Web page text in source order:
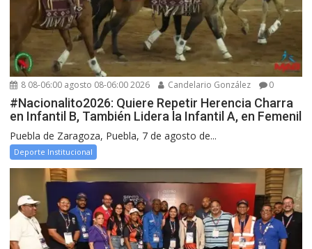
8 08-06:00 agosto 08-06:00 2026 Candelario González 0
#Nacionalito2026: Quiere Repetir Herencia Charra
en Infantil B, También Lidera la Infantil A, en Femenil
Puebla de Zaragoza, Puebla, 7 de agosto de...
Deporte Institucional